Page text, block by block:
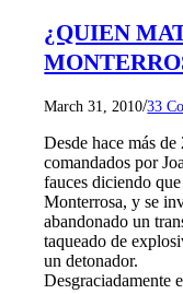
¿QUIEN
March 31, 2010/33
Desde hace más
comandados por
fauces diciendo
Monterrosa, y se
abandonado un
taqueado de
un detonador.
Desgraciadamente